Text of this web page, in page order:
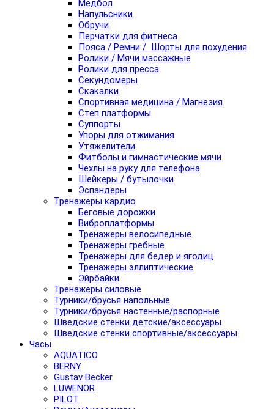
Медбол
Напульсники
Обручи
Перчатки для фитнеса
Пояса / Ремни / Шорты для похудения
Ролики / Мячи массажные
Ролики для пресса
Секундомеры
Скакалки
Спортивная медицина / Магнезия
Степ платформы
Суппорты
Упоры для отжимания
Утяжелители
Фитболы и гимнастические мячи
Чехлы на руку для телефона
Шейкеры / бутылочки
Эспандеры
Тренажеры кардио
Беговые дорожки
Виброплатформы
Тренажеры велосипедные
Тренажеры гребные
Тренажеры для бедер и ягодиц
Тренажеры эллиптические
Эйрбайки
Тренажеры силовые
Турники/брусья напольные
Турники/брусья настенные/распорные
Шведские стенки детские/аксессуары
Шведские стенки спортивные/аксессуары
Часы
AQUATICO
BERNY
Gustav Becker
LUWENOR
PILOT